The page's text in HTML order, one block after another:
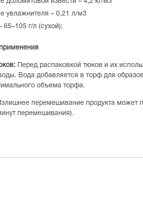
увлажнителя – 0,21 л/м3
65–105 г/л (сухой);
Перед распаковкой тюков и их
Вода добавляется в торф для
объема торфа.
перемешивание продукта может
перемешивания).